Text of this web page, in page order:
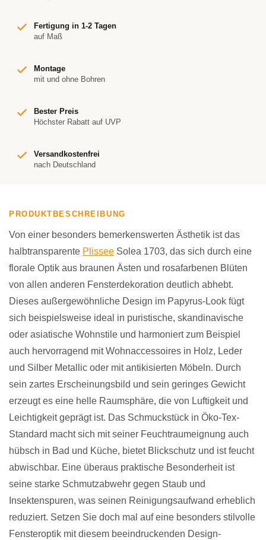
Fertigung in 1-2 Tagen
auf Maß
Montage
mit und ohne Bohren
Bester Preis
Höchster Rabatt auf UVP
Versandkostenfrei
nach Deutschland
PRODUKTBESCHREIBUNG
Von einer besonders bemerkenswerten Ästhetik ist das
halbtransparente Plissee Solea 1703, das sich durch eine
florale Optik aus braunen Ästen und rosafarbenen Blüten
von allen anderen Fensterdekoration deutlich abhebt.
Dieses außergewöhnliche Design im Papyrus-Look fügt
sich beispielsweise ideal in puristische, skandinavische
oder asiatische Wohnstile und harmoniert zum Beispiel
auch hervorragend mit Wohnaccessoires in Holz, Leder
und Silber Metallic oder mit antikisierten Möbeln. Durch
sein zartes Erscheinungsbild und sein geringes Gewicht
erzeugt es eine helle Raumsphäre, die von Luftigkeit und
Leichtigkeit geprägt ist. Das Schmuckstück in Öko-Tex-
Standard macht sich mit seiner Feuchtraumeignung auch
hübsch in Bad und Küche, bietet Blickschutz und ist feucht
abwischbar. Eine überaus praktische Besonderheit ist
seine starke Schmutzabwehr gegen Staub und
Insektenspuren, was seinen Reinigungsaufwand erheblich
reduziert. Setzen Sie doch mal auf eine besonders stilvolle
Fensteroptik mit diesem beeindruckenden Design-